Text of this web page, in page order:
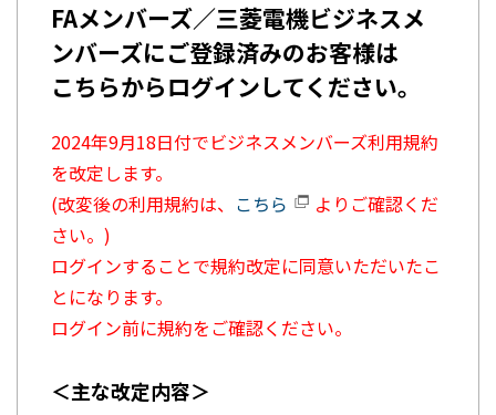
FAメンバーズ／三菱電機ビジネスメ
ンバーズにご登録済みのお客様は
こちらからログインしてください。
2024年9月18日付でビジネスメンバーズ利用規約
を改定します。
(改変後の利用規約は、 こちら
よりご確認くだ
さい。)
ログインすることで規約改定に同意いただいたこ
とになります。
ログイン前に規約をご確認ください。
＜主な改定内容＞